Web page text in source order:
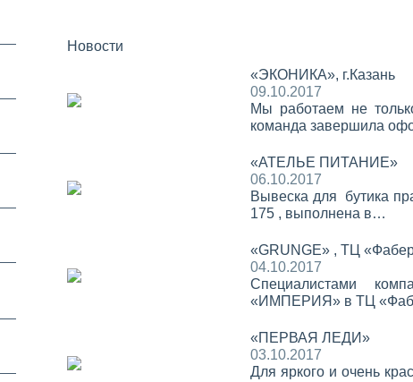
Новости
«ЭКОНИКА», г.Казань
09.10.2017
Мы работаем не
команда завершила
«АТЕЛЬЕ ПИТАНИЕ»
06.10.2017
Вывеска для бутика
175 , выполнена в…
«GRUNGE» , ТЦ
04.10.2017
Специалистами
«ИМПЕРИЯ» в ТЦ
«ПЕРВАЯ ЛЕДИ»
03.10.2017
Для яркого и очень